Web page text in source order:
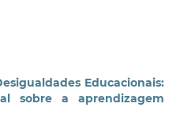
Educacionais:
sobre a aprendizagem